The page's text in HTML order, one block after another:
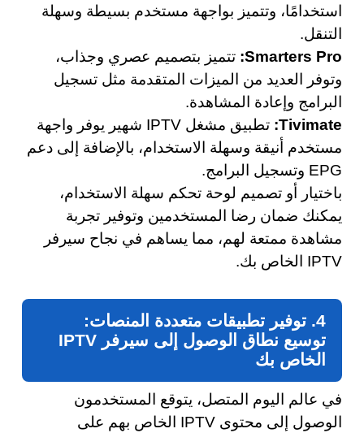
استخدامًا، وتتميز بواجهة مستخدم بسيطة وسهلة
التنقل.
Smarters Pro: تتميز بتصميم عصري وجذاب،
وتوفر العديد من الميزات المتقدمة مثل تسجيل
البرامج وإعادة المشاهدة.
Tivimate:
تطبيق مشغل IPTV شهير يوفر واجهة
مستخدم أنيقة وسهلة الاستخدام، بالإضافة إلى دعم
EPG وتسجيل البرامج.
باختيار أو تصميم لوحة تحكم سهلة الاستخدام،
يمكنك ضمان رضا المستخدمين وتوفير تجربة
مشاهدة ممتعة لهم، مما يساهم في نجاح سيرفر
IPTV الخاص بك.
4. توفير تطبيقات متعددة المنصات:
توسيع نطاق الوصول إلى سيرفر IPTV
الخاص بك
في عالم اليوم المتصل، يتوقع المستخدمون
الوصول إلى محتوى IPTV الخاص بهم على